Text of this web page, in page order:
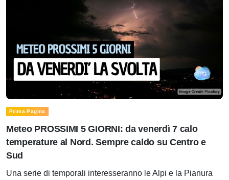
Prima Pagina
Meteo PROSSIMI 5 GIORNI: da venerdì 7 calo
temperature al Nord. Sempre caldo su Centro e
Sud
Una serie di temporali interesseranno le Alpi e la Pianura